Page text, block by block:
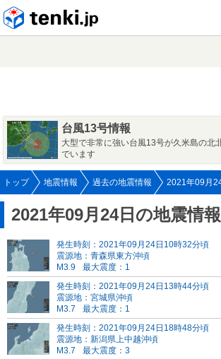
台風13号情報
大型で非常に強い台風13号が久米島の北
でいます
トップ 地震情報 過去の地震情報 2021年09月
2021年09月24日の地震情報
発生時刻：2021年09月24日10時32分頃
震源地：青森県東方沖頃
M3.9
最大震度：1
発生時刻：2021年09月24日13時44分頃
震源地：宮城県沖頃
M3.7
最大震度：1
発生時刻：2021年09月24日18時48分頃
震源地：新潟県上中越沖頃
M3.7
最大震度：3